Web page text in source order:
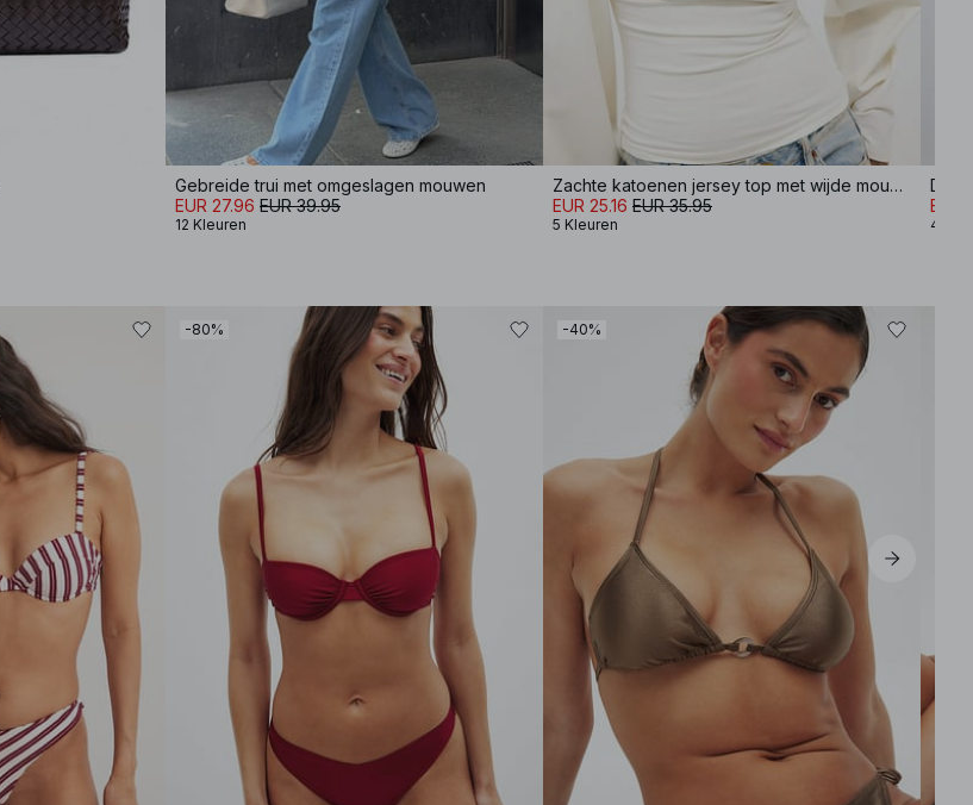
Gebreide trui met omgeslagen mouwen
EUR 27.96 EUR 39.95
12 Kleuren
Zachte katoenen jersey top met wijde mouwen
EUR 25.16 EUR 35.95
5 Kleuren
EUR
4
-80% -40%